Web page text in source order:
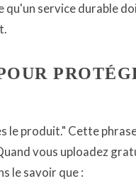
qu'un service durable
le produit." Cette
vous uploadez
le savoir que :